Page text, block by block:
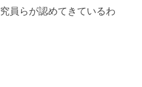
員らが認めてきているわ